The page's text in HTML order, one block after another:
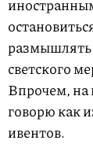
размышлять
светского
Впрочем, на
говорю как
ивентов.